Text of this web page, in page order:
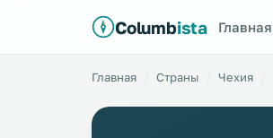
Columbista Главная
Главная Страны Чехия